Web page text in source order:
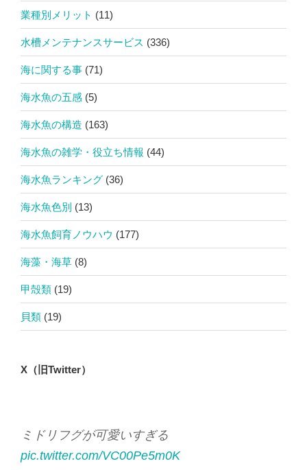
業種別メリット (11)
水槽メンテナンスサービス (336)
海に関する事 (71)
海水魚の五感 (5)
海水魚の構造 (163)
海水魚の雑学・役立ち情報 (44)
海水魚ランキング (36)
海水魚色別 (13)
海水魚飼育ノウハウ (177)
海藻・海草 (8)
甲殻類 (19)
貝類 (19)
X（旧Twitter）
ミドリフグが可愛いすぎる
pic.twitter.com/VC00Pe5m0K